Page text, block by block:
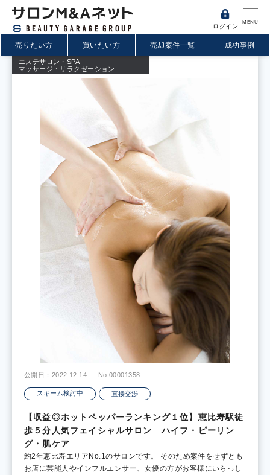
MENU
ログイン
売りたい方 買いたい方 売却案件一覧 成功事例
エステサロン・SPA
マッサージ・リラクゼーション
公開日：2022.12.14 No.00001358
スキーム検討中 直接交渉
【収益◎ホットペッパーランキング１位】恵比寿駅徒
歩５分人気フェイシャルサロン ハイフ・ピーリン
グ・肌ケア
約2年恵比寿エリアNo.1のサロンです。 そのため案件をせずとも
お店に芸能人やインフルエンサー、女優の方がお客様にいらっし